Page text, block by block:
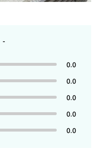
-
0.0
0.0
0.0
0.0
0.0